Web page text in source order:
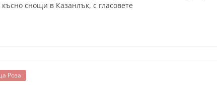
снощи в Казанлък, с гласовете
Роза